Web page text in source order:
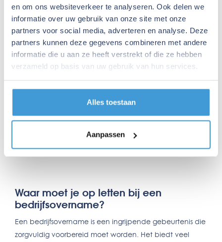
en om ons websiteverkeer te analyseren. Ook delen we
informatie over uw gebruik van onze site met onze
partners voor social media, adverteren en analyse. Deze
partners kunnen deze gegevens combineren met andere
informatie die u aan ze heeft verstrekt of die ze hebben
verzameld op basis van uw gebruik van hun services.
Alles toestaan
Aanpassen
van de overname met de verkoper.
Due diligence: Voer een grondig onderzoek uit
naar het bedrijf om de financiële, juridische en
operationele situatie te beoordelen.
Overnameovereenkomst opstellen: Leg de
voorwaarden van de overname vast in een
integreren van het gekochte bedrijf in je eigen
organisatie.
Waar moet je op letten bij een
bedrijfsovername?
Een bedrijfsovername is een ingrijpende gebeurtenis die
zorgvuldig voorbereid moet worden. Het biedt veel